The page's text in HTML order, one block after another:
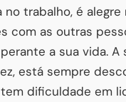
trabalho, é alegre
com as outras
a sua vida. A
está sempre
dificuldade em